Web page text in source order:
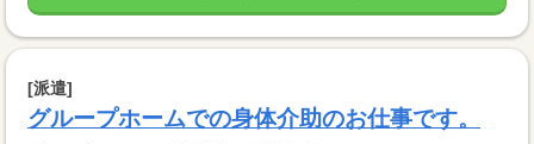
[派遣]
グループホームでの身体介助のお仕事です。